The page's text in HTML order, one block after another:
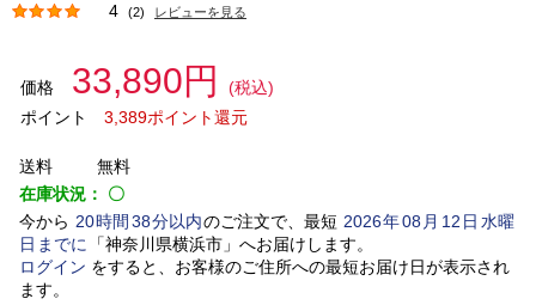
4 (2) レビューを見る
価格 33,890円
(税込)
ポイント
3,389ポイント還元
送料
無料
在庫状況： 〇
今から 20時間 38分以内のご注文で、最短 2026年08 月 12 日水曜
日 までに 「神奈川県横浜市」 へお届けします。
ログイン をすると、お客様のご住所への最短お届け日が表示され
ます。